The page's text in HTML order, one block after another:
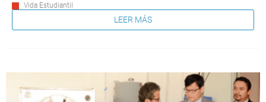
Vida Estudiantil
LEER MÁS